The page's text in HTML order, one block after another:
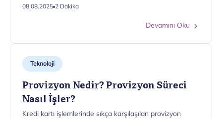
08.08.2025 2 Dakika
Devamını Oku
Teknoloji
Provizyon Nedir? Provizyon Süreci
Nasıl İşler?
Kredi kartı işlemlerinde sıkça karşılaşılan provizyon